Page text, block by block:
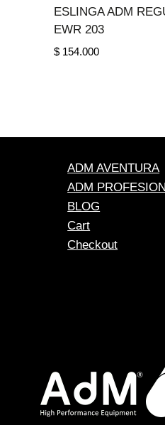
ESLINGA ADM
EWR 203
$154.000
ADM AVENTURA
ADM
BLOG
Cart
Checkout